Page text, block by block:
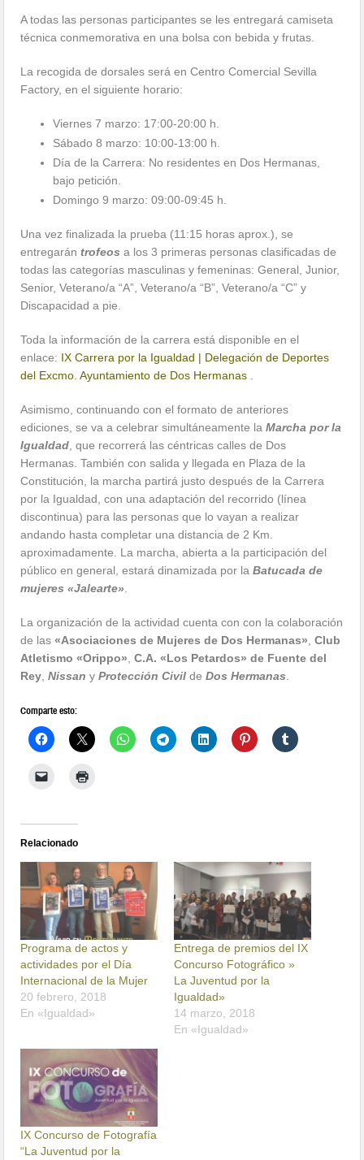
A todas las personas participantes se les entregará camiseta
técnica conmemorativa en una bolsa con bebida y frutas.
La recogida de dorsales será en Centro Comercial Sevilla
Factory, en el siguiente horario:
Viernes 7 marzo: 17:00-20:00 h.
Sábado 8 marzo: 10:00-13:00 h.
Día de la Carrera: No residentes en Dos Hermanas,
bajo petición.
Domingo 9 marzo: 09:00-09:45 h.
Una vez finalizada la prueba (11:15 horas aprox.), se
entregarántrofeos a los 3 primeras personas clasificadas de
todas las categorías masculinas y femeninas: General, Junior,
Senior, Veterano/a “A”, Veterano/a “B”, Veterano/a “C” y
Discapacidad a pie.
Toda la información de la carrera está disponible en el
enlace: IX Carrera por la Igualdad | Delegación de Deportes
del Excmo. Ayuntamiento de Dos Hermanas
Asimismo, continuando con el formato de anteriores
ediciones, se va a celebrar simultáneamente laMarcha por la
Igualdad , que recorrerá las céntricas calles de Dos
Hermanas. También con salida y llegada en Plaza de la
Constitución, la marcha partirá justo después de la Carrera
por la Igualdad, con una adaptación del recorrido (línea
discontinua) para las personas que lo vayan a realizar
andando hasta completar una distancia de 2 Km.
aproximadamente. La marcha, abierta a la participación del
público en general, estará dinamizada por laBatucada de
mujeres «Jalearte»
La organización de la actividad cuenta con con la colaboración
de las«Asociaciones de Mujeres de Dos Hermanas» Club
Atletismo «Orippo» C.A. «Los Petardos» de Fuente del
Rey ,Nissan yProtección Civil de Dos Hermanas
Comparte esto:
Relacionado
Programa de actos y
actividades por el Día
Internacional de la Mujer
20 febrero, 2018
En «Igualdad»
Entrega de premios del IX
Concurso Fotográfico »
La Juventud por la
Igualdad»
14 marzo, 2018
En «Igualdad»
IX Concurso de Fotografía
“La Juventud por la